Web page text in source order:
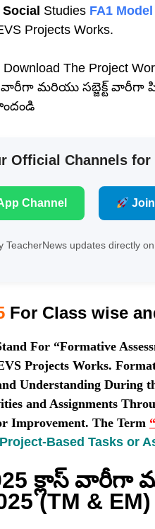
Studies FA1
Projects Works.
The Project
వారీగా మరియు సబ్జెక్ట్
Official Channels for
Channel
TeacherNews updates directly
For Class wise
For “Formative
Projects Works.
Understanding During
and Assignments
Improvement. The Term
Project-Based Tasks or
క్లాస్
(TM & EM)